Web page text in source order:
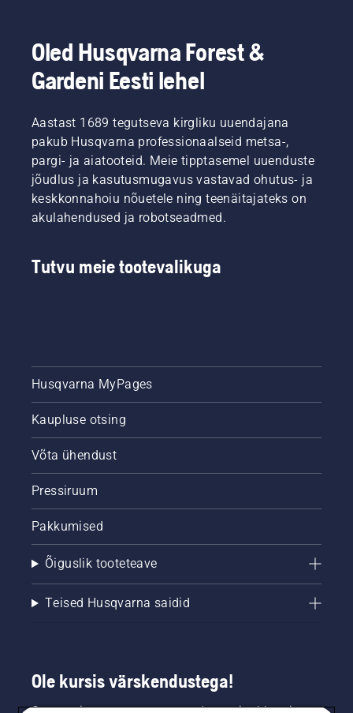
Oled Husqvarna Forest &
Gardeni Eesti lehel
Aastast 1689 tegutseva kirgliku uuendajana
pakub Husqvarna professionaalseid metsa-,
pargi- ja aiatooteid. Meie tipptasemel uuenduste
jõudlus ja kasutusmugavus vastavad ohutus- ja
keskkonnahoiu nõuetele ning teenäitajateks on
akulahendused ja robotseadmed.
Tutvu meie tootevalikuga
Husqvarna MyPages
Kaupluse otsing
Võta ühendust
Pressiruum
Pakkumised
Õiguslik tooteteave
Teised Husqvarna saidid
Ole kursis värskendustega!